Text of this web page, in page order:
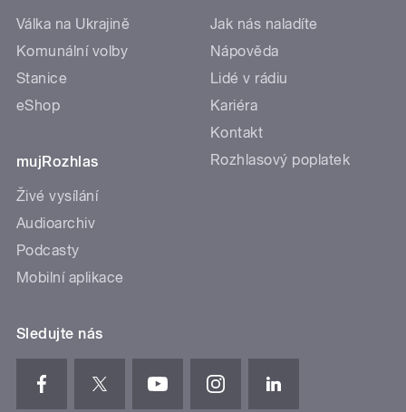
Válka na Ukrajině
Komunální volby
Stanice
eShop
mujRozhlas
Živé vysílání
Audioarchiv
Podcasty
Mobilní aplikace
Jak nás naladíte
Nápověda
Lidé v rádiu
Kariéra
Kontakt
Rozhlasový poplatek
Sledujte nás